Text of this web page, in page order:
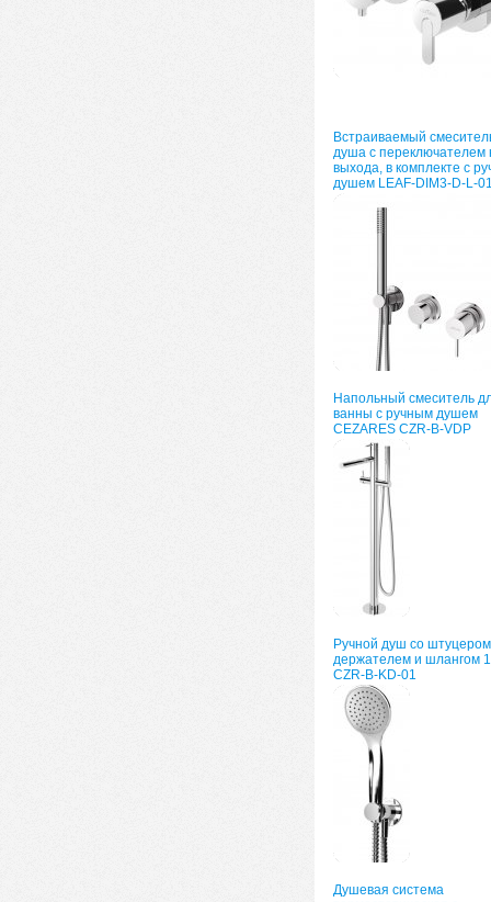
Встраиваемый
душа с переключателем
выхода, в комплекте с
душем LEAF-DIM3-D-L-
Напольный смеситель
ванны с ручным душем
CEZARES CZR-B-VDP
Ручной душ со
держателем и шлангом
CZR-B-KD-01
Душевая система